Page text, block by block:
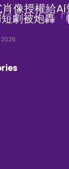
像授權給
劇被炮轟